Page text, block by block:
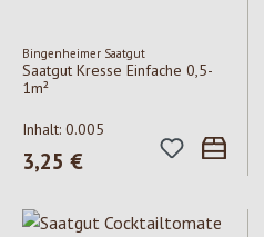
Bingenheimer Saatgut
Saatgut Kresse Einfache 0,5-
1m²
Inhalt: 0.005
Regulärer Preis:
3,25 €